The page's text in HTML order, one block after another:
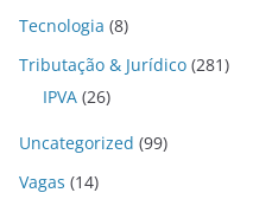
Tecnologia (8)
Tributação & Jurídico (281)
IPVA (26)
Uncategorized (99)
Vagas (14)